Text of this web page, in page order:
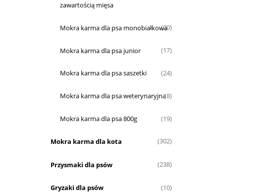
zawartością mięsa
Mokra karma dla psa monobiałkowa(20)
Mokra karma dla psa junior (17)
Mokra karma dla psa saszetki (24)
Mokra karma dla psa weterynaryjna(8)
Mokra karma dla psa 800g (19)
Mokra karma dla kota (302)
Przysmaki dla psów (238)
Gryzaki dla psów (10)